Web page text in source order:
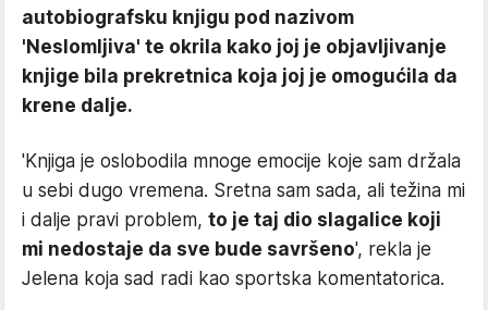
autobiografsku knjigu pod nazivom
'Neslomljiva' te okrila kako joj je objavljivanje
knjige bila prekretnica koja joj je omogućila da
krene dalje.
'Knjiga je oslobodila mnoge emocije koje sam držala
u sebi dugo vremena. Sretna sam sada, ali težina mi
i dalje pravi problem, to je taj dio slagalice koji
mi nedostaje da sve bude savršeno', rekla je
Jelena koja sad radi kao sportska komentatorica.